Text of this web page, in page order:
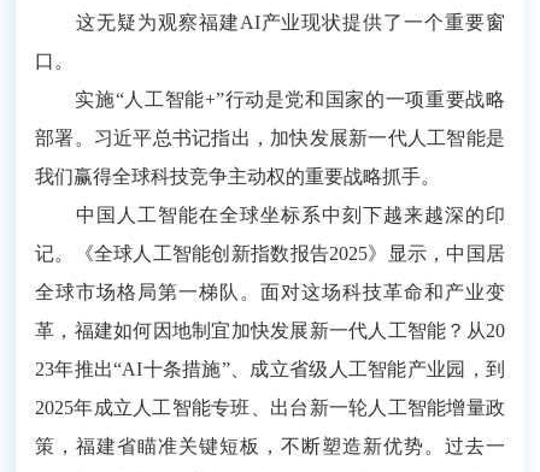
这无疑为观察福建AI产业现状提供了一个重要窗
口。
实施“人工智能+”行动是党和国家的一项重要战略
部署。习近平总书记指出，加快发展新一代人工智能是
我们赢得全球科技竞争主动权的重要战略抓手。
中国人工智能在全球坐标系中刻下越来越深的印
记。《全球人工智能创新指数报告2025》显示，中国居
全球市场格局第一梯队。面对这场科技革命和产业变
革，福建如何因地制宜加快发展新一代人工智能？从20
23年推出“AI十条措施”、成立省级人工智能产业园，到
2025年成立人工智能专班、出台新一轮人工智能增量政
策，福建省瞄准关键短板，不断塑造新优势。过去一